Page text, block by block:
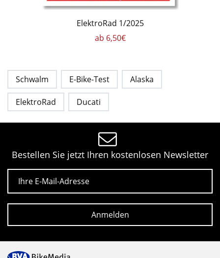
ElektroRad 1/2025
ab 6,50€
Schwalm E-Bike-Test Alaska
ElektroRad Ducati
Bestellen Sie jetzt Ihren kostenlosen Newsletter
E-Mail
Anmelden